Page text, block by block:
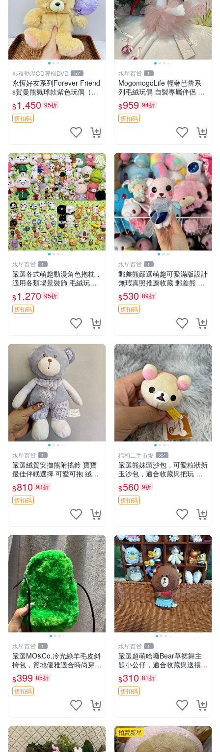
影視動漫CD專輯DVD 57
永恆好友系列Forever Friend
s賀曼熊氣球款紫色玩偶（鼻
子稍有磨損） 中古玩具 氣球
熊 玩偶
$1,450 95折
折扣碼
水星百貨 1
MogomogoLife 輕奢芭蕾系
列毛絨玩偶 自製專屬伴侶 帶
標牌全新成色 芭蕾系列 毛絨
玩偶 安撫玩具 新款上架
$959 94折
折扣碼
水星百貨 1
嚴選各式萌趣動漫角色抱枕，
適用各類場景裝飾 毛絨玩
具、卡通抱枕、趣味玩偶
$1,270 95折
折扣碼
水星百貨 1
郵差熊嚴選萌趣可愛滿版設計
無瑕真照推薦收藏 郵差熊 熊
抱枕 紅薯啵啵間
$530 89折
折扣碼
水星百貨 1
嚴選絨質安撫熊附搖鈴 寶寶
最佳伴眠選擇 可愛可抱 絨毛
玩具 安撫熊 嬰兒用
$810 93折
折扣碼
福和二手市場 32
嚴選熊妹頭沙包，可愛粒狀新
玉沙包，適合收藏與把玩 熊
妹 沙包 玉石
$560 9折
折扣碼
水星百貨 1
嚴選MO&Co.冷光綠羊毛皮斜
挎包，質地優雅適合時尚穿搭
冷光綠 皮包 斜挎包
$399 85折
折扣碼
水星百貨 1
嚴選超萌哈囉Bear草裙舞主
題小公仔，適合收藏與送禮 1
00 克 哈囉Bear 草裙舞
$310 81折
折扣碼
拍賣新星